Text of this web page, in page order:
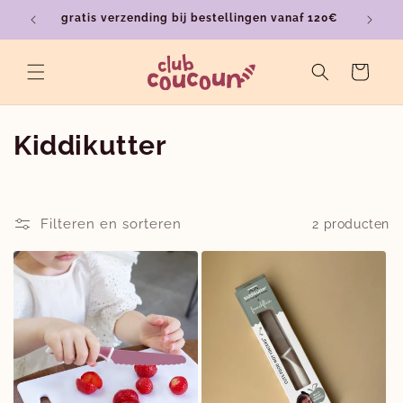
naar de
content
gratis verzending bij bestellingen vanaf 120€
Winkelwagen
C
l
l
e
c
t
i
Kiddikutter
Filteren en sorteren 2 producten